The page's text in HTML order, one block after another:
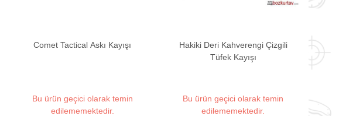
Comet Tactical Askı Kayışı
Bu ürün geçici olarak temin
edilememektedir.
Hakiki Deri Kahverengi Çizgili
Tüfek Kayışı
Bu ürün geçici olarak temin
edilememektedir.